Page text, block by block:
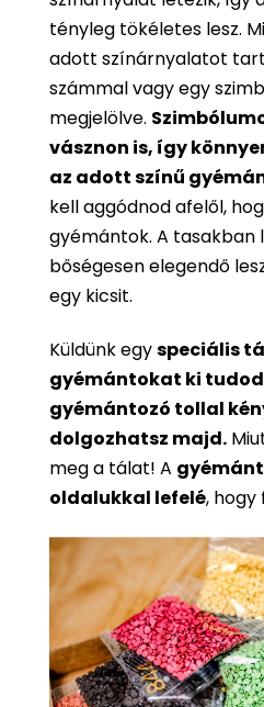
tényleg tökéletes lesz.
adott színárnyalatot
számmal vagy egy
megjelölve.
vásznon is, így
az adott színű
kell aggódnod afelől,
gyémántok. A tasakban
bőségesen elegendő
egy kicsit.
Küldünk egyspeciális
gyémántokat ki
gyémántozó tollal
dolgozhatsz majd.
meg a tálat! A
oldalukkal lefelé, hogy